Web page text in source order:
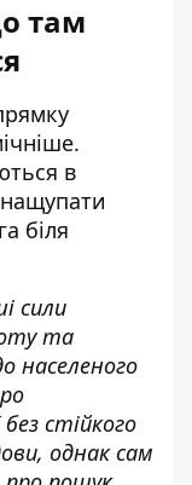
там
в
біля
сили
та
населеного
стійкого
однак сам